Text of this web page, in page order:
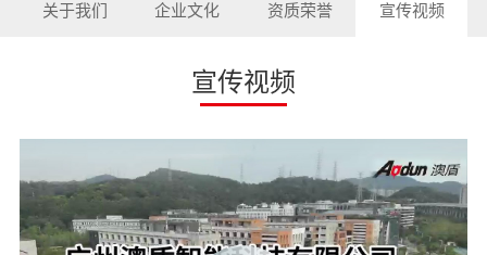
关于我们 企业文化 资质荣誉 宣传视频
宣传视频